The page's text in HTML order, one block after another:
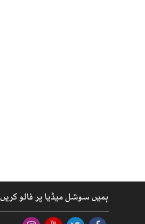
ہمیں سوشل میڈیا پر فالو کریں